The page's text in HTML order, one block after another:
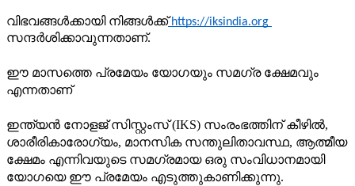
വിഭവങ്ങൾക്കായി നിങ്ങൾക്ക്
സന്ദർശിക്കാവുന്നതാണ്.
ഈ മാസത്തെ പ്രമേയം യോഗയും സമഗ്ര ക്ഷേമവും
എന്നതാണ്
ഇന്ത്യൻ നോളജ് സിസ്റ്റംസ് (IKS) സംരംഭത്തിന് കീഴിൽ,
ശാരീരികാരോഗ്യം, മാനസിക സന്തുലിതാവസ്ഥ, ആത്മീയ
ക്ഷേമം എന്നിവയുടെ സമഗ്രമായ ഒരു സംവിധാനമായി
യോഗയെ ഈ പ്രമേയം എടുത്തുകാണിക്കുന്നു.